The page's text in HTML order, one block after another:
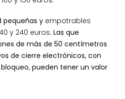
pequeñas y empotrables
y 240 euros. Las que
de más de 50 centímetros
de cierre electrónicos, con
pueden tener un valor